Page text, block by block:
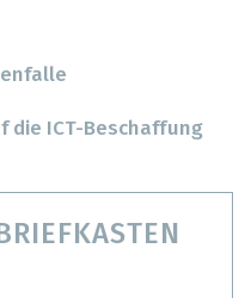
die ICT-Beschaffung